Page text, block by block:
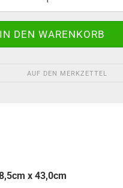
AUF DEN MERKZETTEL
x 43,0cm